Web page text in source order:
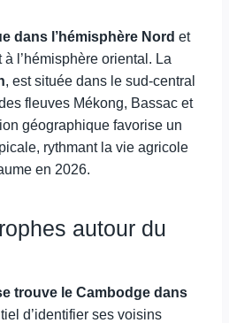
dans l’hémisphère Nord et
l’hémisphère oriental. La
, est située dans le sud-central
fleuves Mékong, Bassac et
géographique favorise un
rythmant la vie agricole
en 2026.
autour du
trouve le Cambodge dans
d’identifier ses voisins